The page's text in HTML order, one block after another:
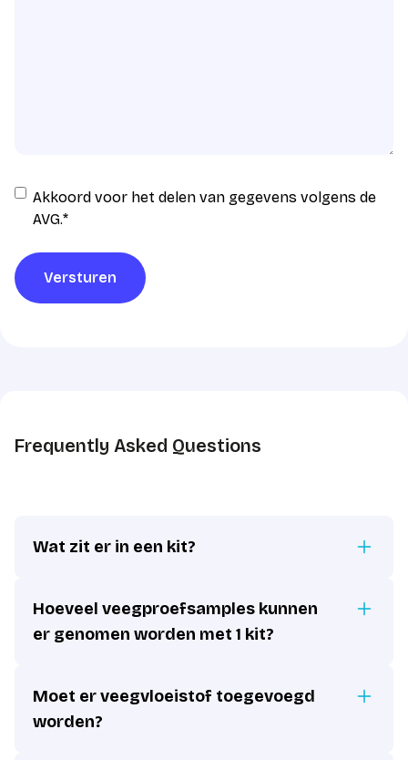
Instemming
AVG
Akkoord voor het delen van gegevens volgens de
AVG.*
Versturen
Frequently Asked Questions
Wat zit er in een kit?
Hoeveel veegproefsamples kunnen
er genomen worden met 1 kit?
Moet er veegvloeistof toegevoegd
worden?